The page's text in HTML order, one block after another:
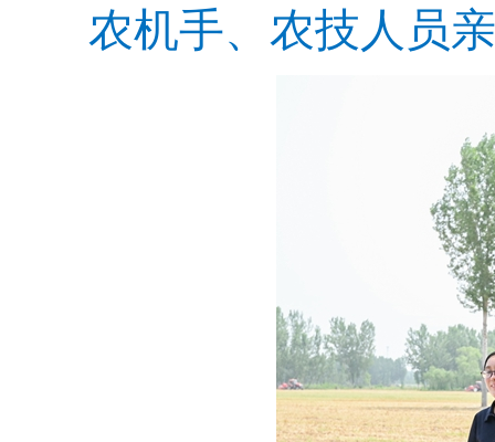
农机手、农技人员